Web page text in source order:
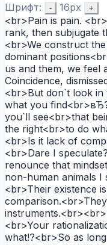
Шрифт: - 16px +
<br>Pain is pain.
rank, then subjugate
<br>We construct
dominant
us and them, we feel
Coincidence,
<br>But don`t look
what you
you`ll see<br>that
the right<br>to do
<br>Is it lack of
<br>Dare I
renounce that
non-human animals I
<br>Their existence
<br>Your
what!?<br>So as